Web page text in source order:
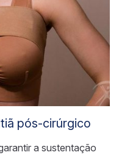
pós-cirúrgico
a sustentação